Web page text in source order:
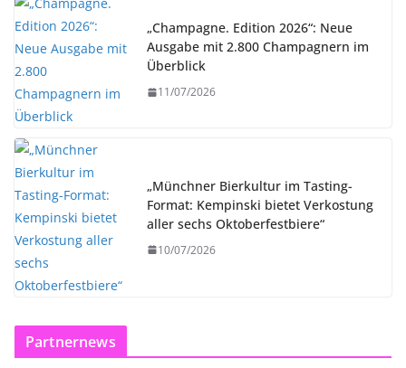
„Champagne. Edition 2026“: Neue
Ausgabe mit 2.800 Champagnern im
Überblick
11/07/2026
„Münchner Bierkultur im Tasting-
Format: Kempinski bietet Verkostung
aller sechs Oktoberfestbiere“
10/07/2026
Partnernews